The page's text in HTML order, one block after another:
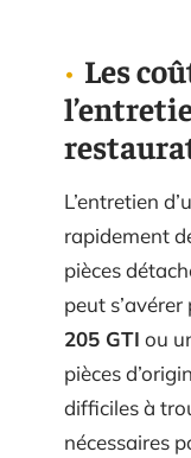
Les
L’entretien
rapidement
pièces
peut
205 GTI ou
pièces
difficiles à
nécessaires